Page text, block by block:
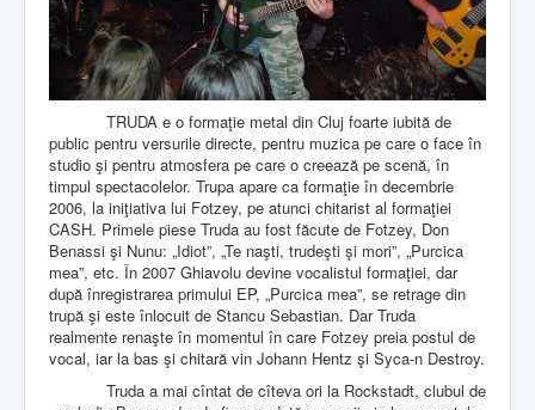
TRUDA e o formaţie metal din Cluj foarte iubită de
public pentru versurile directe, pentru muzica pe care o face în
studio şi pentru atmosfera pe care o creează pe scenă, în
timpul spectacolelor. Trupa apare ca formaţie în decembrie
2006, la iniţiativa lui Fotzey, pe atunci chitarist al formaţiei
CASH. Primele piese Truda au fost făcute de Fotzey, Don
Benassi şi Nunu: „Idiot”, „Te naşti, trudeşti şi mori”, „Purcica
mea”, etc. În 2007 Ghiavolu devine vocalistul formaţiei, dar
după înregistrarea primului EP, „Purcica mea”, se retrage din
trupă şi este înlocuit de Stancu Sebastian. Dar Truda
realmente renaşte în momentul în care Fotzey preia postul de
vocal, iar la bas şi chitară vin Johann Hentz şi Syca-n Destroy.
Truda a mai cîntat de cîteva ori la Rockstadt, clubul de